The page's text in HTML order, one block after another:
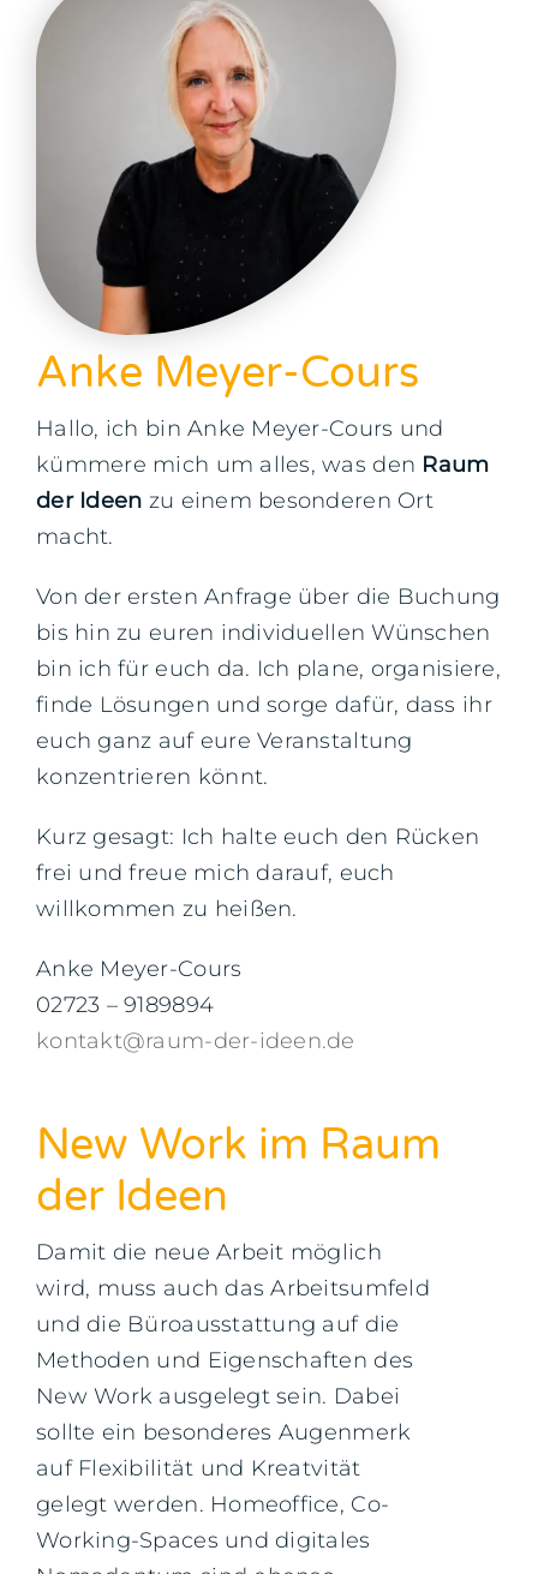
Anke Meyer-Cours
Hallo, ich bin Anke Meyer-Cours und
kümmere mich um alles, was den Raum
der Ideen zu einem besonderen Ort
macht.
Von der ersten Anfrage über die Buchung
bis hin zu euren individuellen Wünschen
bin ich für euch da. Ich plane, organisiere,
finde Lösungen und sorge dafür, dass ihr
euch ganz auf eure Veranstaltung
konzentrieren könnt.
Kurz gesagt: Ich halte euch den Rücken
frei und freue mich darauf, euch
willkommen zu heißen.
Anke Meyer-Cours
02723 – 9189894
kontakt@raum-der-ideen.de
New Work im Raum
der Ideen
Damit die neue Arbeit möglich
wird, muss auch das Arbeitsumfeld
und die Büroausstattung auf die
Methoden und Eigenschaften des
New Work ausgelegt sein. Dabei
sollte ein besonderes Augenmerk
auf Flexibilität und Kreatvität
gelegt werden. Homeoffice, Co-
Working-Spaces und digitales